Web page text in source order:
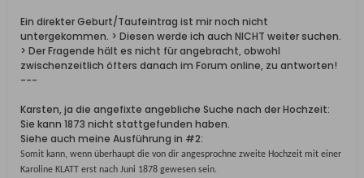
Ein direkter Geburt/Taufeintrag ist mir noch nicht
untergekommen. > Diesen werde ich auch NICHT weiter suchen.
> Der Fragende hält es nicht für angebracht, obwohl
zwischenzeitlich öfters danach im Forum online, zu antworten!
---
Karsten, ja die angefixte angebliche Suche nach der Hochzeit:
Sie kann 1873 nicht stattgefunden haben.
Siehe auch meine Ausführung in #2:
Somit kann, wenn überhaupt die von dir angesprochne zweite Hochzeit mit einer
Karoline KLATT erst nach Juni 1878 gewesen sein.